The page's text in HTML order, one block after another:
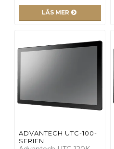
LÄS MER
ADVANTECH UTC-100-
SERIEN